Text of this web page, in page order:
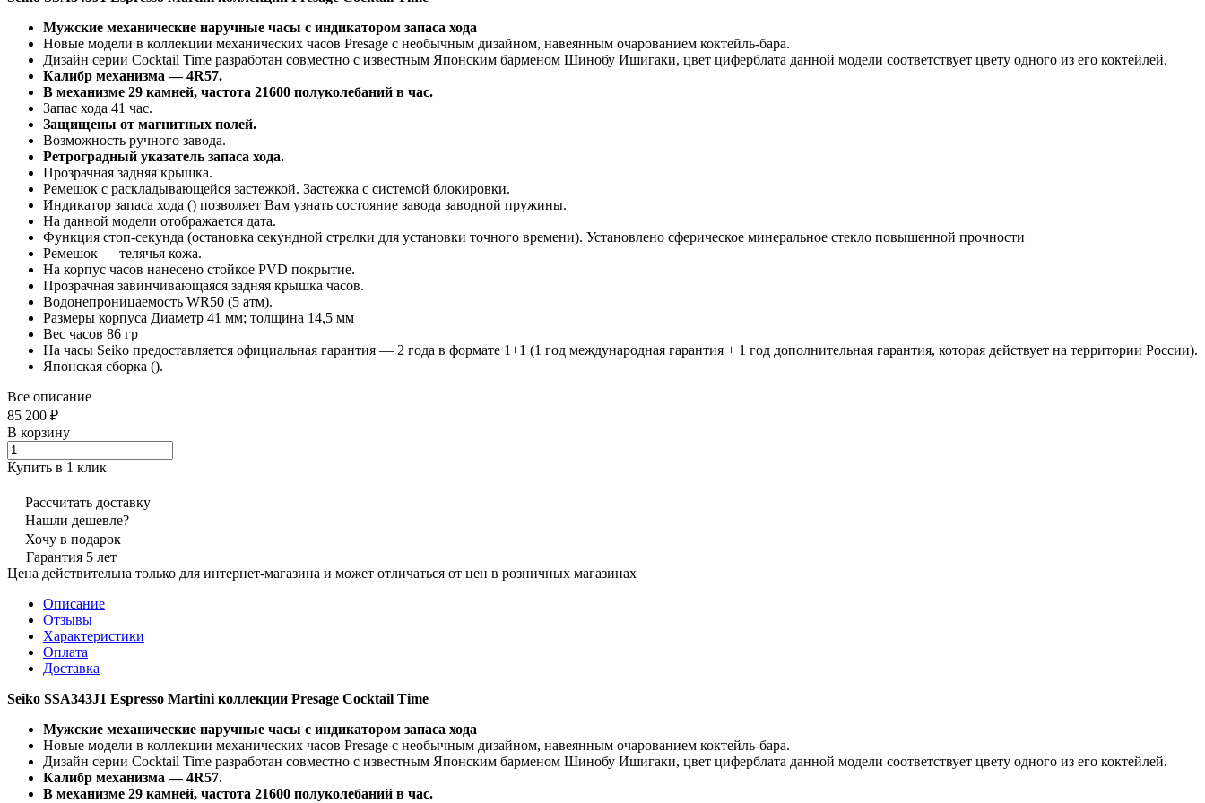
Мужские механические наручные часы с индикатором запаса хода
Новые модели в коллекции механических часов Presage с необычным дизайном, навеянным очарованием коктейль-бара.
Дизайн серии Cocktail Time разработан совместно с известным Японским барменом Шинобу Ишигаки, цвет циферблата данной модели соответствует цвету одного из его коктейлей.
Калибр механизма — 4R57.
В механизме 29 камней, частота 21600 полуколебаний в час.
Запас хода 41 час.
Защищены от магнитных полей.
Возможность ручного завода.
Ретроградный указатель запаса хода.
Прозрачная задняя крышка.
Ремешок с раскладывающейся застежкой. Застежка с системой блокировки.
Индикатор запаса хода () позволяет Вам узнать состояние завода заводной пружины.
На данной модели отображается дата.
Функция стоп-секунда (остановка секундной стрелки для установки точного времени). Установлено сферическое минеральное стекло повышенной прочности
Ремешок — телячья кожа.
На корпус часов нанесено стойкое PVD покрытие.
Прозрачная завинчивающаяся задняя крышка часов.
Водонепроницаемость WR50 (5 атм).
Размеры корпуса Диаметр 41 мм; толщина 14,5 мм
Вес часов 86 гр
На часы Seiko предоставляется официальная гарантия — 2 года в формате 1+1 (1 год международная гарантия + 1 год дополнительная гарантия, которая действует на территории России).
Японская сборка ().
Все описание
85 200 ₽
В корзину
Купить в 1 клик
Рассчитать доставку
Нашли дешевле?
Хочу в подарок
Гарантия 5 лет
Цена действительна только для интернет-магазина и может отличаться от цен в розничных магазинах
Описание
Отзывы
Характеристики
Оплата
Доставка
Seiko SSA343J1 Espresso Martini коллекции Presage Cocktail Time
Мужские механические наручные часы с индикатором запаса хода
Новые модели в коллекции механических часов Presage с необычным дизайном, навеянным очарованием коктейль-бара.
Дизайн серии Cocktail Time разработан совместно с известным Японским барменом Шинобу Ишигаки, цвет циферблата данной модели соответствует цвету одного из его коктейлей.
Калибр механизма — 4R57.
В механизме 29 камней, частота 21600 полуколебаний в час.